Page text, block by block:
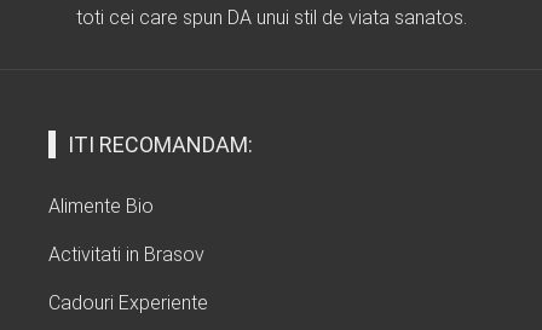
toti cei care spun DA unui stil de viata sanatos.
ITI RECOMANDAM:
Alimente Bio
Activitati in Brasov
Cadouri Experiente